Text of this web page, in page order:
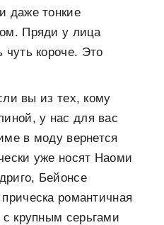
даже тонкие
Пряди у лица
чуть короче. Это
вы из тех, кому
у нас для вас
в моду вернется
уже носят Наоми
Бейонсе
романтичная
крупным серьгами